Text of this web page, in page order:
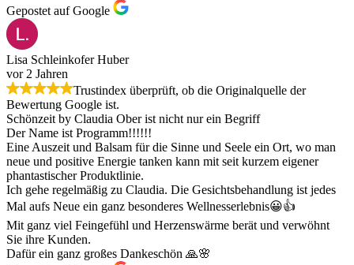
Gepostet auf Google
Lisa Schleinkofer Huber
vor 2 Jahren
Trustindex überprüft, ob die Originalquelle der
Bewertung Google ist.
Schönzeit by Claudia Ober ist nicht nur ein Begriff
Der Name ist Programm!!!!!!
Eine Auszeit und Balsam für die Sinne und Seele ein Ort, wo man
neue und positive Energie tanken kann mit seit kurzem eigener
phantastischer Produktlinie.
Ich gehe regelmäßig zu Claudia. Die Gesichtsbehandlung ist jedes
Mal aufs Neue ein ganz besonderes Wellnesserlebnis😀👍
Mit ganz viel Feingefühl und Herzenswärme berät und verwöhnt
Sie ihre Kunden.
Dafür ein ganz großes Dankeschön 🙏🌸